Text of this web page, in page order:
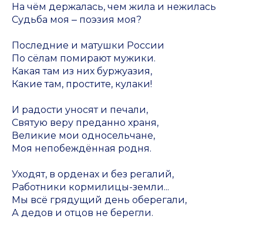
На чём держалась, чем жила и нежилась
Судьба моя ‒ поэзия моя?
Последние и матушки России
По сёлам помирают мужики.
Какая там из них буржуазия,
Какие там, простите, кулаки!
И радости уносят и печали,
Святую веру преданно храня,
Великие мои односельчане,
Моя непобеждённая родня.
Уходят, в орденах и без регалий,
Работники кормилицы-земли...
Мы всё грядущий день оберегали,
А дедов и отцов не берегли.